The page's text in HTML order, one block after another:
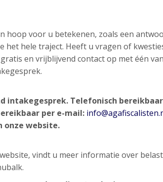
hoop voor u betekenen, zoals een
het hele traject. Heeft u vragen of
en vrijblijvend contact op met één
intakegesprek. Telefonisch
per e-mail:
onze website.
vindt u meer informatie over